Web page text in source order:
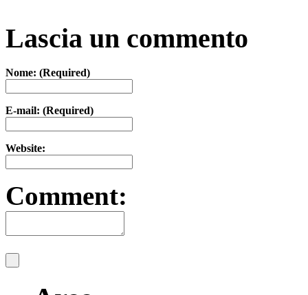
Lascia un commento
Nome: (Required)
E-mail: (Required)
Website:
Comment: